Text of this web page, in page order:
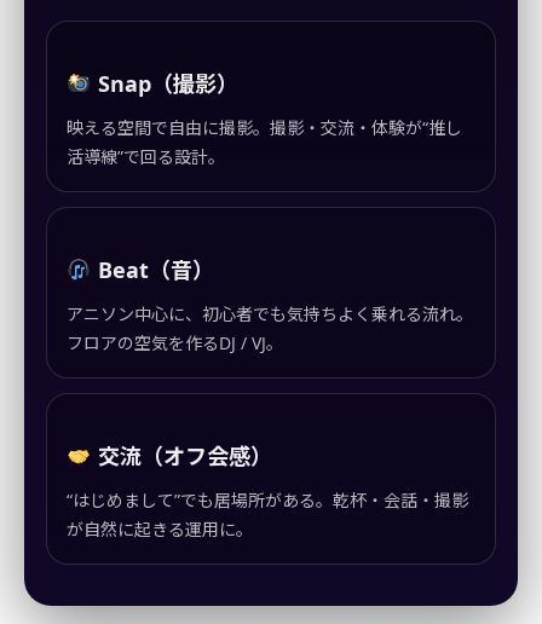
Snap（撮影）
映える空間で自由に撮影。撮影・交流・体験が“推し
活導線”で回る設計。
Beat（音）
アニソン中心に、初心者でも気持ちよく乗れる流れ。
フロアの空気を作るDJ / VJ。
交流（オフ会感）
“はじめまして”でも居場所がある。乾杯・会話・撮影
が自然に起きる運用に。